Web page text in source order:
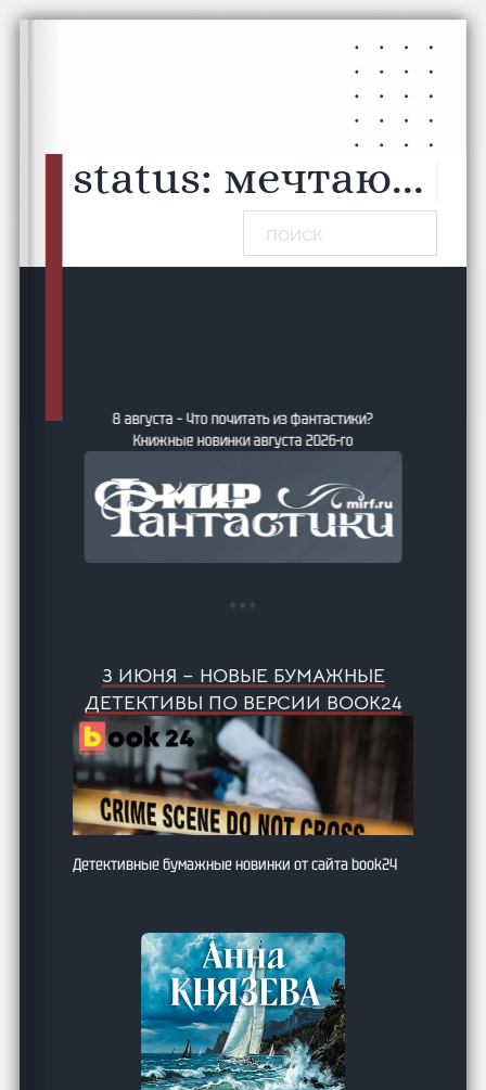
Перейти к основному содержанию
Перейти к нижнему колонтитулу
status: мечтаю...
Поиск
8 августа – Что почитать из фантастики?
Книжные новинки августа 2026-го
3 ИЮНЯ – НОВЫЕ БУМАЖНЫЕ
ДЕТЕКТИВЫ ПО ВЕРСИИ BOOK24
Детективные бумажные новинки от сайта book24